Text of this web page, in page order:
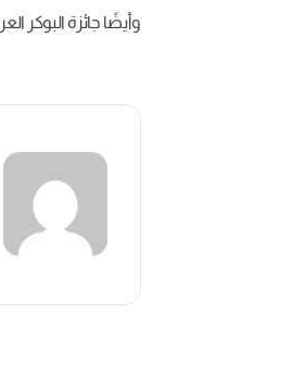
وأيضًا جائزة البوكر العربية